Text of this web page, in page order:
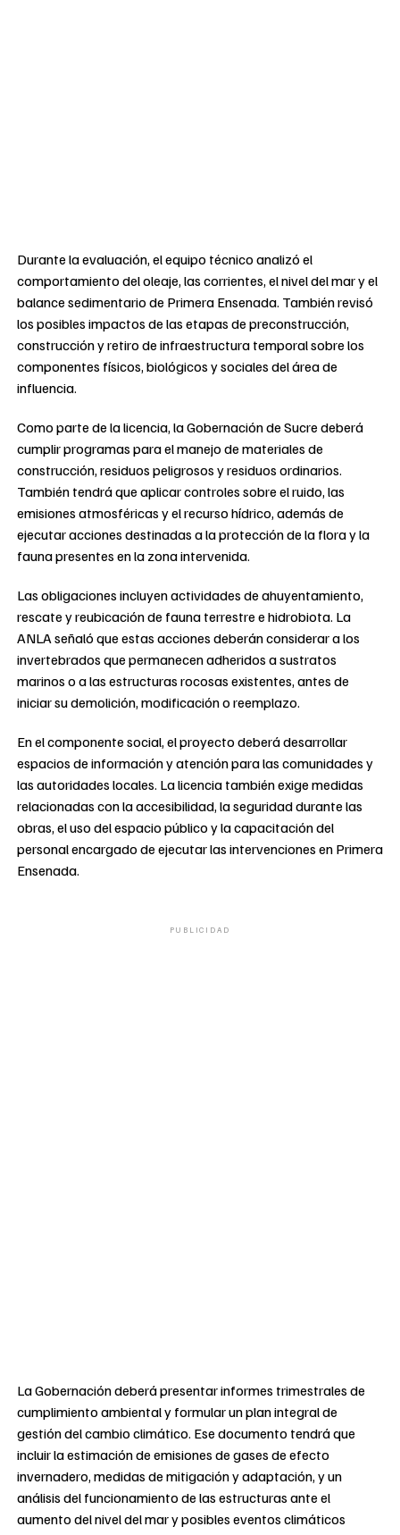
Durante la evaluación, el equipo técnico analizó el
comportamiento del oleaje, las corrientes, el nivel del mar y el
balance sedimentario de Primera Ensenada. También revisó
los posibles impactos de las etapas de preconstrucción,
construcción y retiro de infraestructura temporal sobre los
componentes físicos, biológicos y sociales del área de
influencia.
Como parte de la licencia, la Gobernación de Sucre deberá
cumplir programas para el manejo de materiales de
construcción, residuos peligrosos y residuos ordinarios.
También tendrá que aplicar controles sobre el ruido, las
emisiones atmosféricas y el recurso hídrico, además de
ejecutar acciones destinadas a la protección de la flora y la
fauna presentes en la zona intervenida.
Las obligaciones incluyen actividades de ahuyentamiento,
rescate y reubicación de fauna terrestre e hidrobiota. La
ANLA señaló que estas acciones deberán considerar a los
invertebrados que permanecen adheridos a sustratos
marinos o a las estructuras rocosas existentes, antes de
iniciar su demolición, modificación o reemplazo.
En el componente social, el proyecto deberá desarrollar
espacios de información y atención para las comunidades y
las autoridades locales. La licencia también exige medidas
relacionadas con la accesibilidad, la seguridad durante las
obras, el uso del espacio público y la capacitación del
personal encargado de ejecutar las intervenciones en Primera
Ensenada.
PUBLICIDAD
La Gobernación deberá presentar informes trimestrales de
cumplimiento ambiental y formular un plan integral de
gestión del cambio climático. Ese documento tendrá que
incluir la estimación de emisiones de gases de efecto
invernadero, medidas de mitigación y adaptación, y un
análisis del funcionamiento de las estructuras ante el
aumento del nivel del mar y posibles eventos climáticos